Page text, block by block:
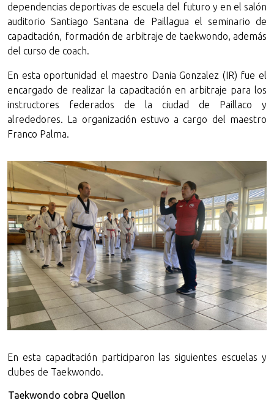
dependencias deportivas de escuela del futuro y en el salón
auditorio Santiago Santana de Paillagua el seminario de
capacitación, formación de arbitraje de taekwondo, además
del curso de coach.
En esta oportunidad el maestro Dania Gonzalez (IR) fue el
encargado de realizar la capacitación en arbitraje para los
instructores federados de la ciudad de Paillaco y
alrededores. La organización estuvo a cargo del maestro
Franco Palma.
En esta capacitación participaron las siguientes escuelas y
clubes de Taekwondo.
Taekwondo cobra Quellon